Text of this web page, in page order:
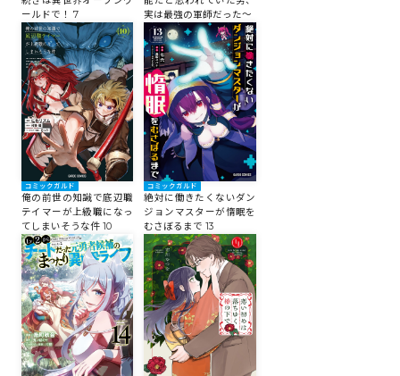
ールドで！ 7
実は最強の軍師だった～
コミックガルド
俺の前世の知識で底辺職
テイマーが上級職になっ
てしまいそうな件 10
コミックガルド
絶対に働きたくないダン
ジョンマスターが惰眠を
むさぼるまで 13